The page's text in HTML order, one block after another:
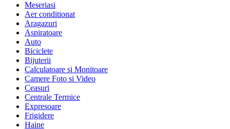
Meseriasi
Aer conditionat
Aragazuri
Aspiratoare
Auto
Biciclete
Bijuterii
Calculatoare si Monitoare
Camere Foto si Video
Ceasuri
Centrale Termice
Expresoare
Frigidere
Haine